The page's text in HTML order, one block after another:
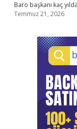
Baro başkanı kaç
Temmuz 21, 2026